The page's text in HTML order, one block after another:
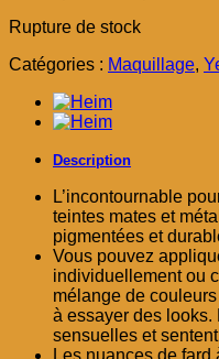
initial
د.م. 39,00.
Rupture de stock
Catégories : Maquillage,
Description
L’incontournable
teintes mates et
pigmentées et
Vous pouvez
individuellement ou
mélange de
à essayer des looks.
sensuelles et
Les nuances de fard